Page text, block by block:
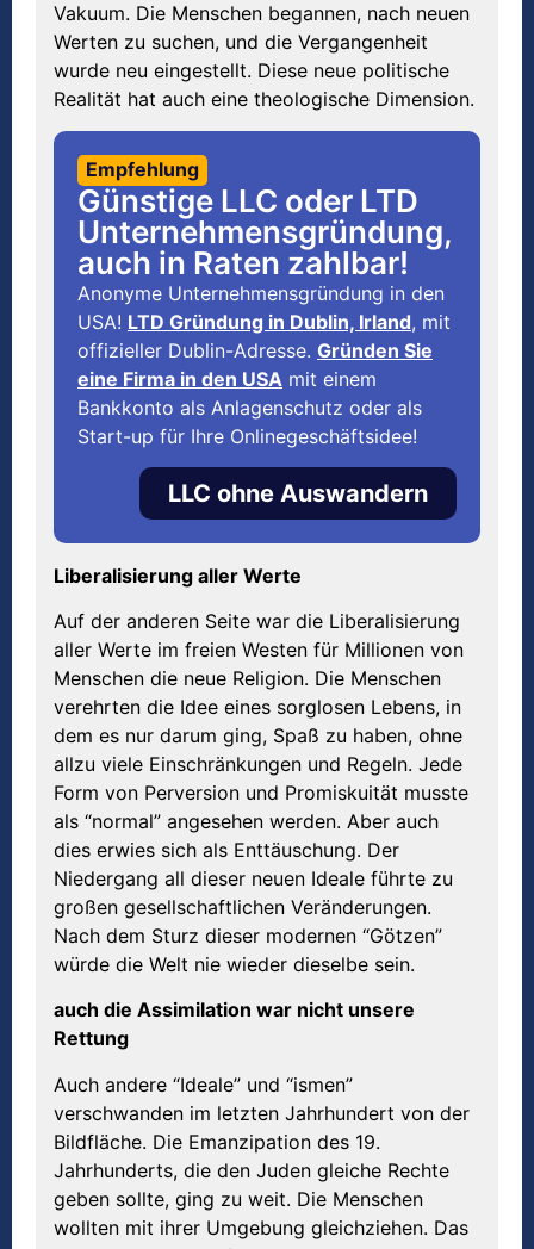
Vakuum. Die Menschen begannen, nach neuen
Werten zu suchen, und die Vergangenheit
wurde neu eingestellt. Diese neue politische
Realität hat auch eine theologische Dimension.
Empfehlung
Günstige LLC oder LTD
Unternehmensgründung,
auch in Raten zahlbar!
Anonyme Unternehmensgründung in den
USA! LTD Gründung in Dublin, Irland, mit
offizieller Dublin-Adresse. Gründen Sie
eine Firma in den USA mit einem
Bankkonto als Anlagenschutz oder als
Start-up für Ihre Onlinegeschäftsidee!
LLC ohne Auswandern
Liberalisierung aller Werte
Auf der anderen Seite war die Liberalisierung
aller Werte im freien Westen für Millionen von
Menschen die neue Religion. Die Menschen
verehrten die Idee eines sorglosen Lebens, in
dem es nur darum ging, Spaß zu haben, ohne
allzu viele Einschränkungen und Regeln. Jede
Form von Perversion und Promiskuität musste
als “normal” angesehen werden. Aber auch
dies erwies sich als Enttäuschung. Der
Niedergang all dieser neuen Ideale führte zu
großen gesellschaftlichen Veränderungen.
Nach dem Sturz dieser modernen “Götzen”
würde die Welt nie wieder dieselbe sein.
auch die Assimilation war nicht unsere
Rettung
Auch andere “Ideale” und “ismen”
verschwanden im letzten Jahrhundert von der
Bildfläche. Die Emanzipation des 19.
Jahrhunderts, die den Juden gleiche Rechte
geben sollte, ging zu weit. Die Menschen
wollten mit ihrer Umgebung gleichziehen. Das